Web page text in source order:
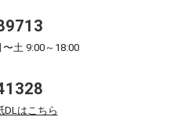
土 9:00～18:00
DLはこちら